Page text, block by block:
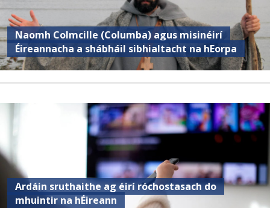
Naomh Colmcille (Columba) agus misinéirí
Éireannacha a shábháil sibhialtacht na hEorpa
Ardáin sruthaithe ag éirí róchostasach do
mhuintir na hÉireann